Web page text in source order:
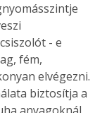
- e
fém,
elvégezni.
biztosítja a